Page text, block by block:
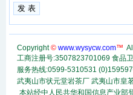
Copyright© www.wysycw.com™
工商注册号:3507823701069 食品
服务热线:0599-5310531
武夷山市状元堂岩茶厂 武夷山市皇
本站经中人民共华和国信息产业部